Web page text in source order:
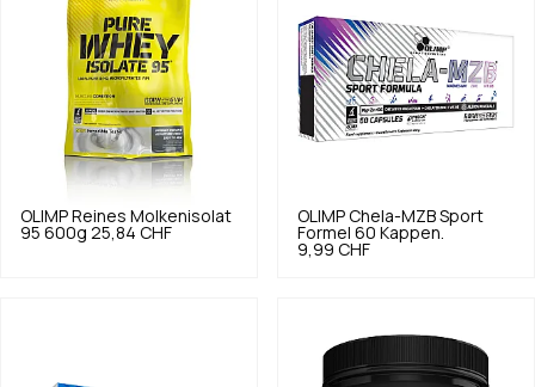
OLIMP Reines Molkenisolat
95 600g 25,84 CHF
OLIMP Chela-MZB Sport
Formel 60 Kappen.
9,99 CHF